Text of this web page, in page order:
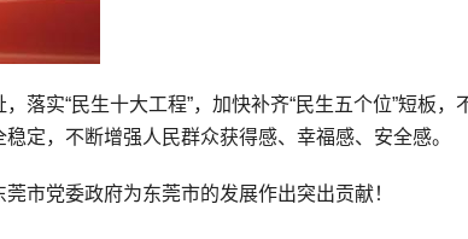
落实“民生十大工程”，加快补齐“民生五个位”短板
定，不断增强人民群众获得感、幸福感、安全感。
市党委政府为东莞市的发展作出突出贡献！